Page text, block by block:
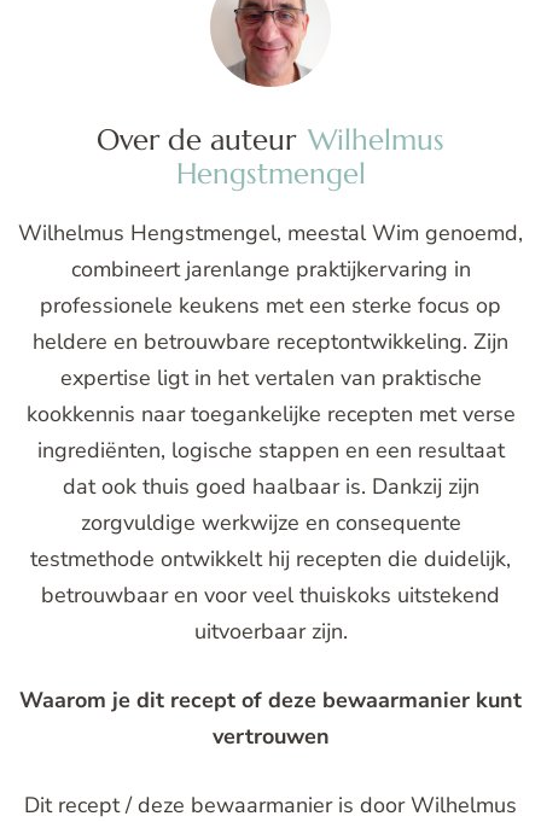
Over de auteur Wilhelmus
Hengstmengel
Wilhelmus Hengstmengel, meestal Wim genoemd,
combineert jarenlange praktijkervaring in
professionele keukens met een sterke focus op
heldere en betrouwbare receptontwikkeling. Zijn
expertise ligt in het vertalen van praktische
kookkennis naar toegankelijke recepten met verse
ingrediënten, logische stappen en een resultaat
dat ook thuis goed haalbaar is. Dankzij zijn
zorgvuldige werkwijze en consequente
testmethode ontwikkelt hij recepten die duidelijk,
betrouwbaar en voor veel thuiskoks uitstekend
uitvoerbaar zijn.
Waarom je dit recept of deze bewaarmanier kunt
vertrouwen
Dit recept / deze bewaarmanier is door Wilhelmus